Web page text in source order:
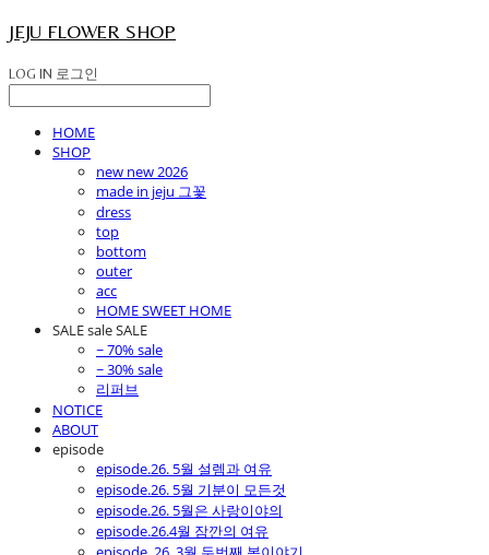
JEJU FLOWER SHOP
LOG IN 로그인
HOME
SHOP
new new 2026
made in jeju 그꽃
dress
top
bottom
outer
acc
HOME SWEET HOME
SALE sale SALE
~ 70% sale
~ 30% sale
리퍼브
NOTICE
ABOUT
episode
episode.26. 5월 설렘과 여유
episode.26. 5월 기분이 모든것
episode.26. 5월은 사랑이야의
episode.26.4월 잠깐의 여유